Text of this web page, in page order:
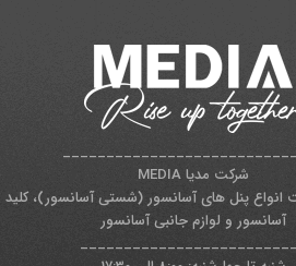
شرکت مدیا MEDIA
پنل های آسانسور (شستی آسانسور)، کلید
آسانسور و لوازم جانبی آسانسور